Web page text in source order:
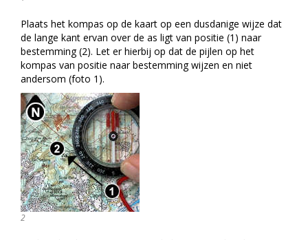
Plaats het kompas op de kaart op een dusdanige wijze dat
de lange kant ervan over de as ligt van positie (1) naar
bestemming (2). Let er hierbij op dat de pijlen op het
kompas van positie naar bestemming wijzen en niet
andersom (foto 1).
2